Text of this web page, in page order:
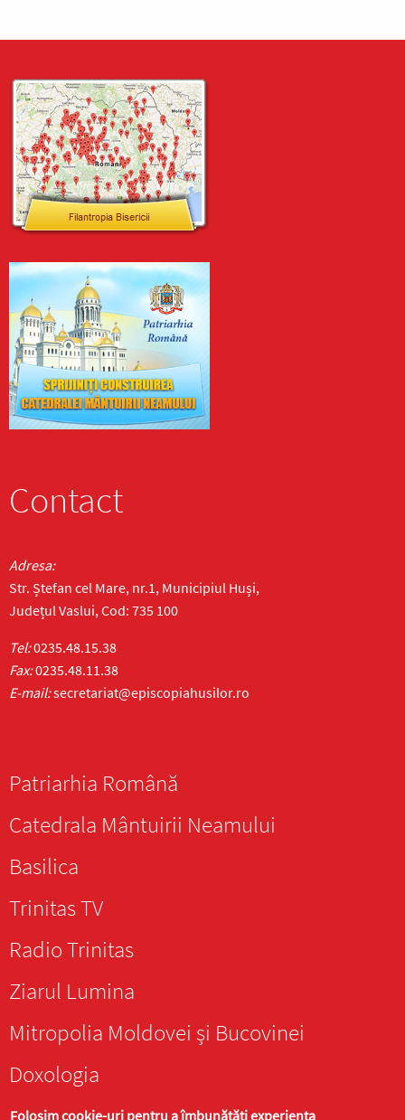
Contact
Adresa:
Str. Ștefan cel Mare, nr.1, Municipiul Huși,
Județul Vaslui, Cod: 735 100
Tel:0235.48.15.38
Fax:0235.48.11.38
E-mail:secretariat@episcopiahusilor.ro
Patriarhia Română
Catedrala Mântuirii Neamului
Basilica
Trinitas TV
Radio Trinitas
Ziarul Lumina
Mitropolia Moldovei și Bucovinei
Doxologia
Folosim cookie-uri pentru a îmbunătăți experiența